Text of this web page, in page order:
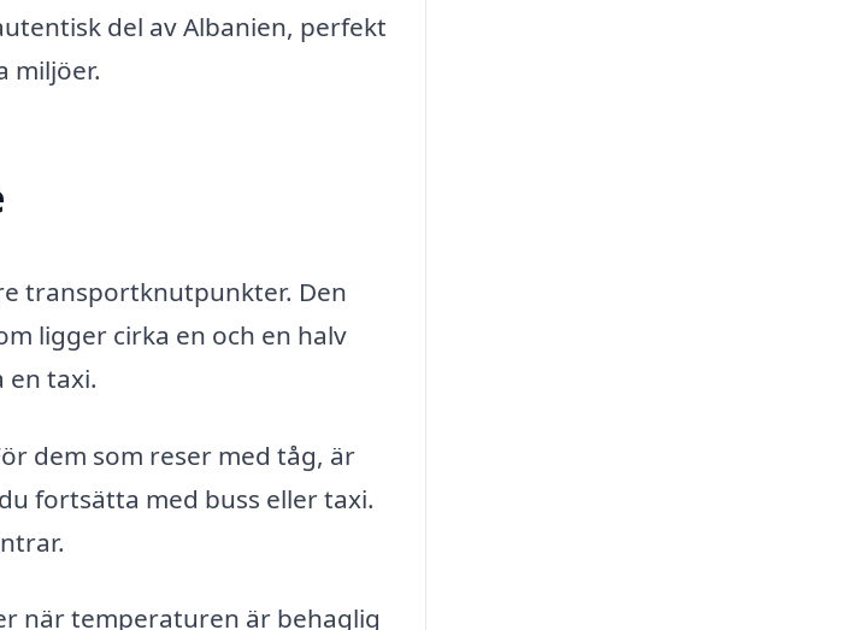
del av Albanien, perfekt
miljöer.
transportknutpunkter. Den
ligger cirka en och en halv
en taxi.
dem som reser med tåg, är
fortsätta med buss eller taxi.
när temperaturen är behaglig